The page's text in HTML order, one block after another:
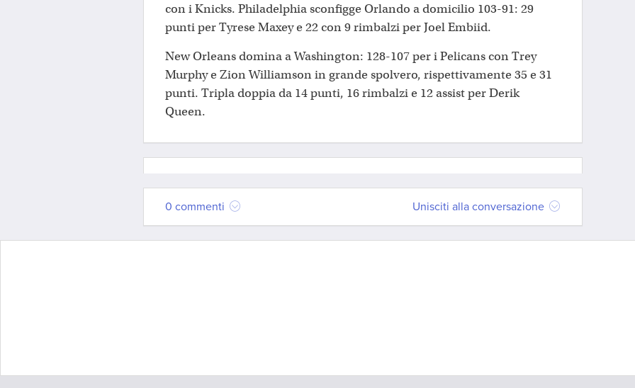
con i Knicks. Philadelphia sconfigge Orlando a domicilio 103-91: 29
punti per Tyrese Maxey e 22 con 9 rimbalzi per Joel Embiid.
New Orleans domina a Washington: 128-107 per i Pelicans con Trey
Murphy e Zion Williamson in grande spolvero, rispettivamente 35 e 31
punti. Tripla doppia da 14 punti, 16 rimbalzi e 12 assist per Derik
Queen.
0 commenti Unisciti alla conversazione